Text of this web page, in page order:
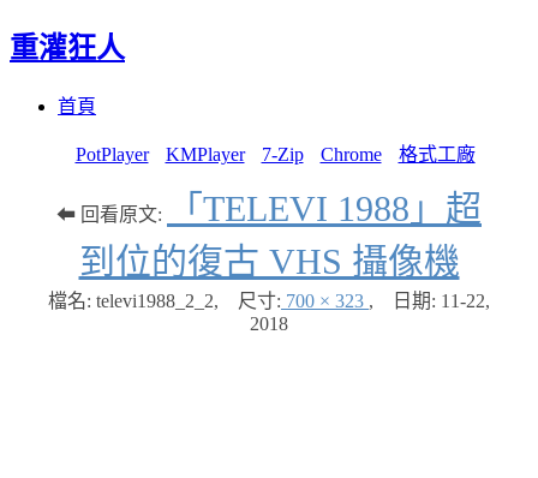
重灌狂人
首頁
PotPlayer KMPlayer 7-Zip Chrome 格式工廠
⬅ 回看原文:
「TELEVI 1988」超
到位的復古 VHS 攝像機
檔名: televi1988_2_2, 尺寸: 700 × 323 , 日期: 11-22,
2018